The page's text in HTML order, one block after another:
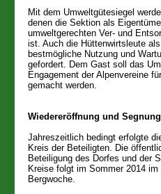
Mit dem Umweltgütesiegel
denen die Sektion als
umweltgerechten Ver- und
ist. Auch die Hüttenwirtsleute
bestmögliche Nutzung und
gefordert. Dem Gast soll das
Engagement der Alpenvereine
gemacht werden.
Wiedereröffnung und Segnung
Jahreszeitlich bedingt erfolgte
Kreis der Beteiligten. Die
Beteiligung des Dorfes und der
Kreise folgt im Sommer 2014 im
Bergwoche.